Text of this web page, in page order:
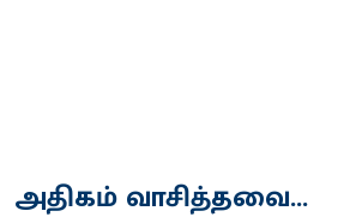
அதிகம் வாசித்தவை...